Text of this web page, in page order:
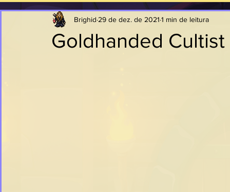
Goldhanded Cultist
Brighid 29 de dez. de 2021 1 min de leitura